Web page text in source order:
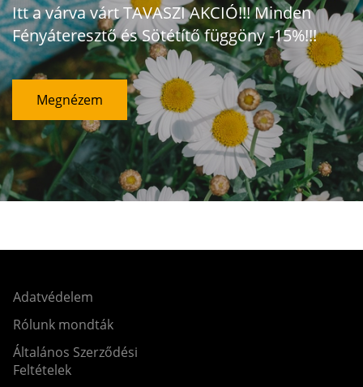
Itt a várva várt TAVASZI AKCIÓ!!! Minden
Fényáteresztő és Sötétítő függöny -15%!!!
Megnézem
Adatvédelem
Rólunk mondták
Általános Szerződési
Feltételek